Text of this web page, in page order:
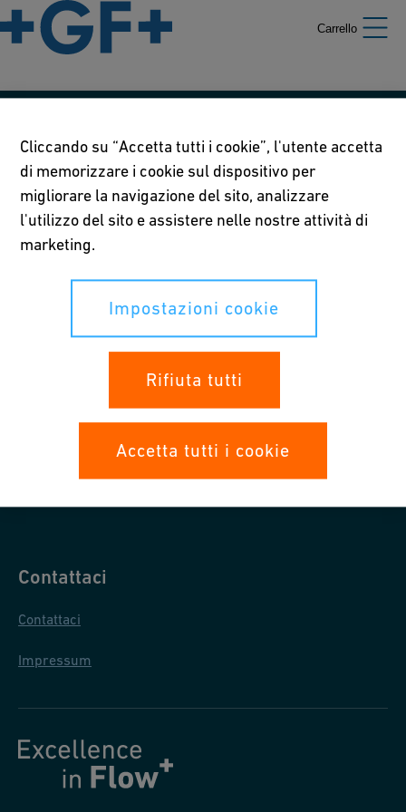
Carrello
Termini di utilizzo
Informativa sulla privacy
Impostazioni cookie
I tuoi diritti
Condizioni generali di acquisto
Contattaci
Contattaci
Impressum
Cliccando su “Accetta tutti i cookie”, l'utente accetta
di memorizzare i cookie sul dispositivo per
migliorare la navigazione del sito, analizzare
l'utilizzo del sito e assistere nelle nostre attività di
marketing.
Impostazioni cookie
Rifiuta tutti
Accetta tutti i cookie